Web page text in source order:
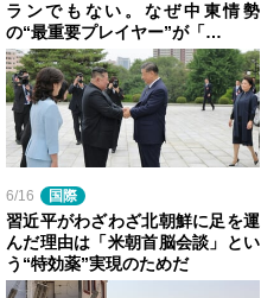
ランでもない。なぜ中東情勢
の“最重要プレイヤー”が「…
6/16 国際
習近平がわざわざ北朝鮮に足を運
んだ理由は「米朝首脳会談」とい
う“特効薬”実現のためだ